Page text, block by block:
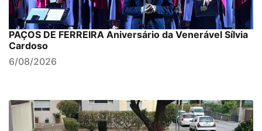
PAÇOS DE FERREIRA Aniversário da Venerável Sílvia
Cardoso
6/08/2026